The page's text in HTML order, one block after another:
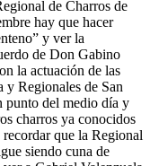
de Charros de
hay que hacer
y ver la
de Don Gabino
la actuación de las
y Regionales de San
punto del medio día y
charros ya conocidos
que la Regional
siendo cuna de